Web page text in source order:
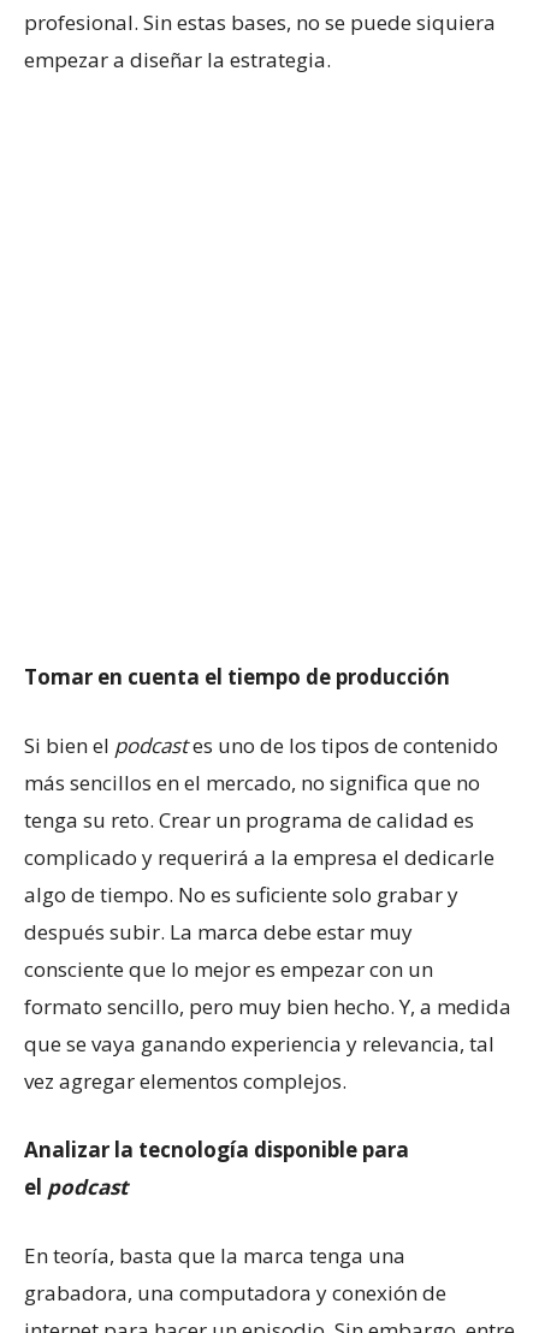
profesional. Sin estas bases, no se puede siquiera
empezar a diseñar la estrategia.
Tomar en cuenta el tiempo de producción
Si bien el podcastes uno de los tipos de contenido
más sencillos en el mercado, no significa que no
tenga su reto. Crear un programa de calidad es
complicado y requerirá a la empresa el dedicarle
algo de tiempo. No es suficiente solo grabar y
después subir. La marca debe estar muy
consciente que lo mejor es empezar con un
formato sencillo, pero muy bien hecho. Y, a medida
que se vaya ganando experiencia y relevancia, tal
vez agregar elementos complejos.
Analizar la tecnología disponible para
el podcast
En teoría, basta que la marca tenga una
grabadora, una computadora y conexión de